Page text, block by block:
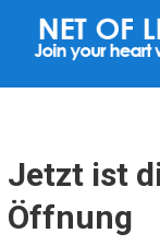
L
T
N
E
Jetzt ist
Öffnung